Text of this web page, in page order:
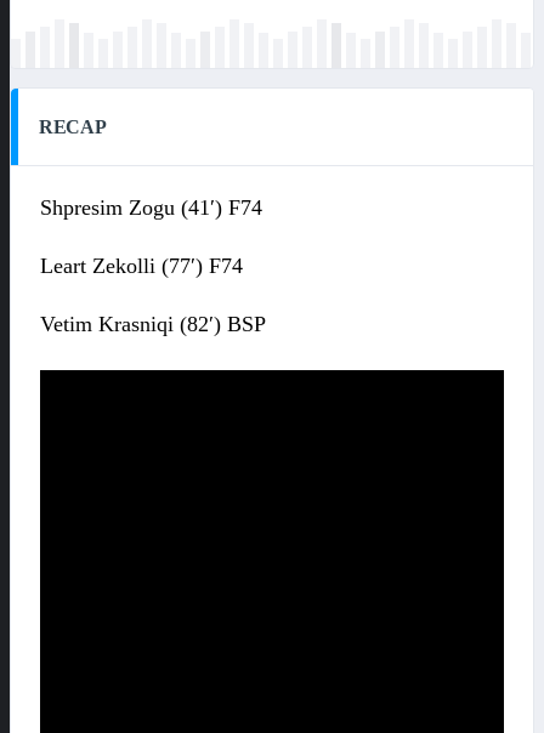
RECAP
Shpresim Zogu (41′) F74
Leart Zekolli (77′) F74
Vetim Krasniqi (82′) BSP